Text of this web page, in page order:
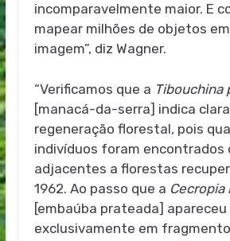
incomparavelmente maior. E
mapear milhões de objetos
imagem”, diz Wagner.
“Verificamos que a Tibouchina
[manacá-da-serra] indica
regeneração florestal, pois
indivíduos foram encontrados
adjacentes a florestas
1962. Ao passo que a Cecropia
[embaúba prateada] apareceu
exclusivamente em